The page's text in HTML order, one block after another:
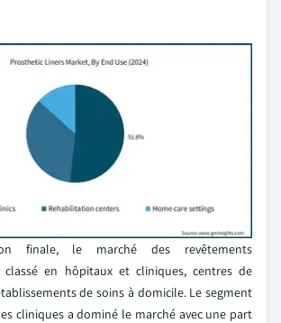
finale, le marché des revêtements
en hôpitaux et cliniques, centres de
de soins à domicile. Le segment
cliniques a dominé le marché avec une part